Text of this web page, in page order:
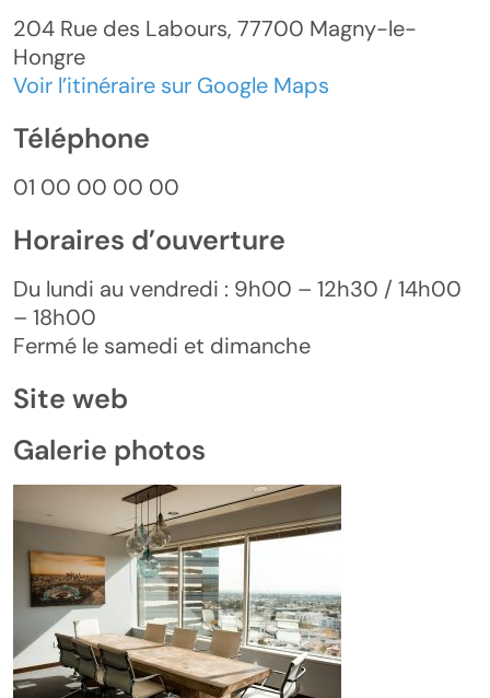
204 Rue des Labours, 77700 Magny-le-
Hongre
Voir l’itinéraire sur Google Maps
Téléphone
01 00 00 00 00
Horaires d’ouverture
Du lundi au vendredi : 9h00 – 12h30 / 14h00
– 18h00
Fermé le samedi et dimanche
Site web
Galerie photos